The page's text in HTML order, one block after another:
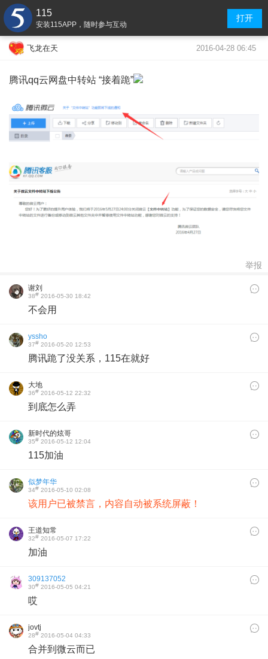
115
安装115APP，随时参与互动
打开
飞龙在天 2016-04-28 06:45
腾讯qq云网盘中转站 “接着跪”
举报
谢刘
38# 2016-05-30 18:42
不会用
yssho
37# 2016-05-20 12:53
腾讯跪了没关系，115在就好
大地
36# 2016-05-12 22:32
到底怎么弄
新时代的炫哥
35# 2016-05-12 12:04
115加油
似梦年华
34# 2016-05-10 02:08
该用户已被禁言，内容自动被系统屏蔽！
王道知常
32# 2016-05-07 17:22
加油
309137052
30# 2016-05-05 04:21
哎
jovtj
28# 2016-05-04 04:33
合并到微云而已